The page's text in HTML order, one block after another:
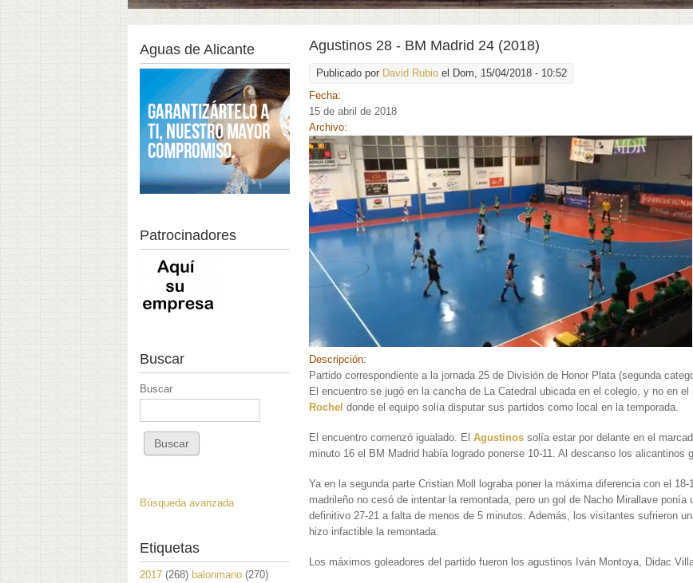
Agustinos 28 - BM Madrid 24 (2018)
Publicado por David Rubio el Dom, 15/04/2018 - 10:52
Fecha:
15 de abril de 2018
Archivo:
Descripción:
Partido correspondiente a la jornada 25 de División de Honor Plata (segunda
El encuentro se jugó en la cancha de La Catedral ubicada en el colegio, y no en el
Rocheldonde el equipo solía disputar sus partidos como local en la temporada.
El encuentro comenzó igualado. ElAgustinos solía estar por delante en el
minuto 16 el BM Madrid había logrado ponerse 10-11. Al descanso los alicantinos
Ya en la segunda parte Cristian Moll lograba poner la máxima diferencia con el
madrileño no cesó de intentar la remontada, pero un gol de Nacho Mirallave ponía
definitivo 27-21 a falta de menos de 5 minutos. Además, los visitantes sufrieron
hizo infactible la remontada.
Los máximos goleadores del partido fueron los agustinos Iván Montoya, Didac
Aguas de Alicante
Patrocinadores
Buscar
Buscar
Búsqueda avanzada
Etiquetas
2017 (268) balonmano (270)